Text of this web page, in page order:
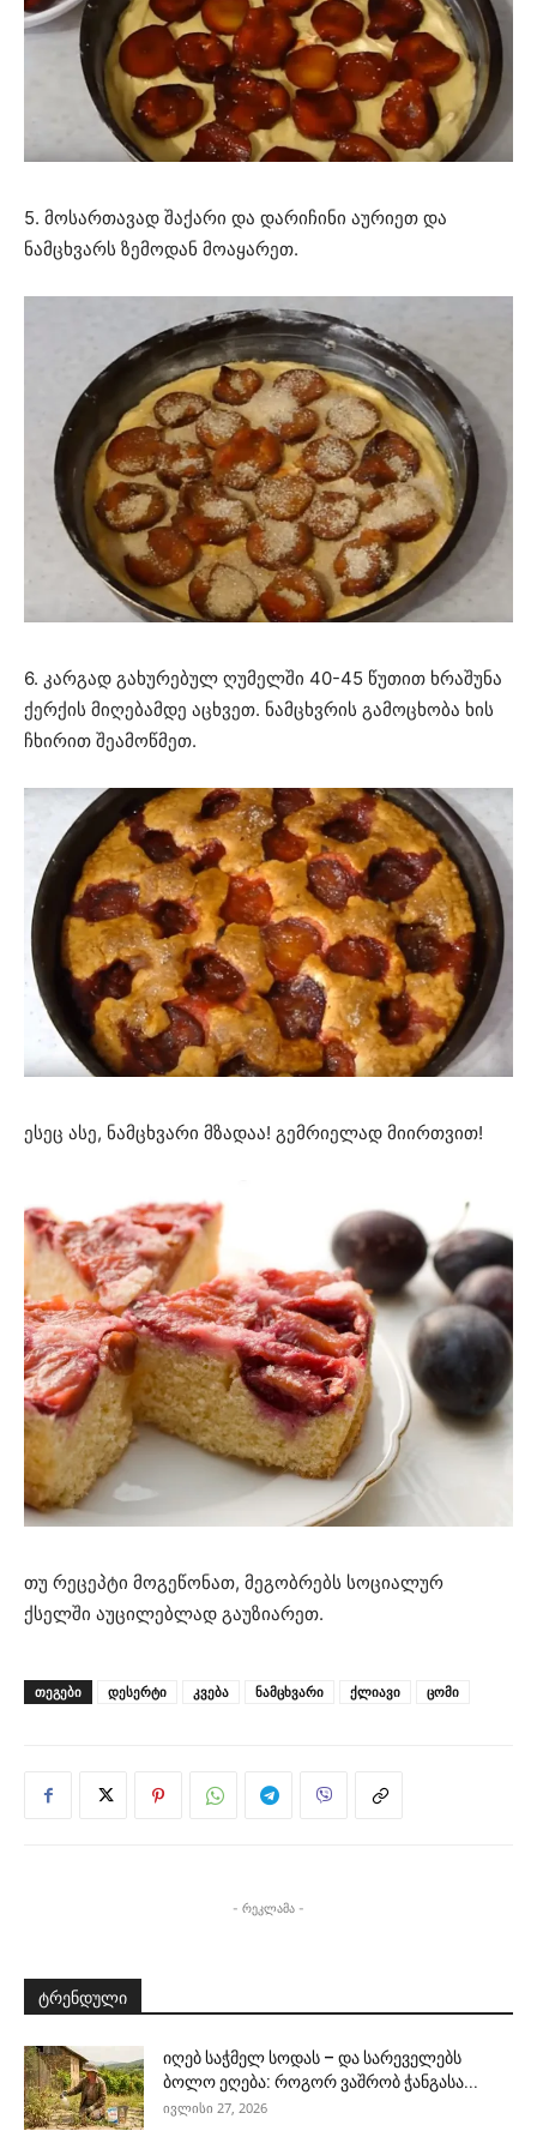
5. მოსართავად შაქარი და დარიჩინი აურიეთ და
ნამცხვარს ზემოდან მოაყარეთ.
6. კარგად გახურებულ ღუმელში 40-45 წუთით ხრაშუნა
ქერქის მიღებამდე აცხვეთ. ნამცხვრის გამოცხობა ხის
ჩხირით შეამოწმეთ.
ესეც ასე, ნამცხვარი მზადაა! გემრიელად მიირთვით!
თუ რეცეპტი მოგეწონათ, მეგობრებს სოციალურ
ქსელში აუცილებლად გაუზიარეთ.
ᲗᲔᲒᲔᲑᲘ დესერტი კვება ნამცხვარი ქლიავი ცომი
- რეკლამა -
ტრენდული
იღებ საჭმელ სოდას – და სარეველებს
ბოლო ეღება: როგორ ვაშრობ ჭანგასა...
ივლისი 27, 2026